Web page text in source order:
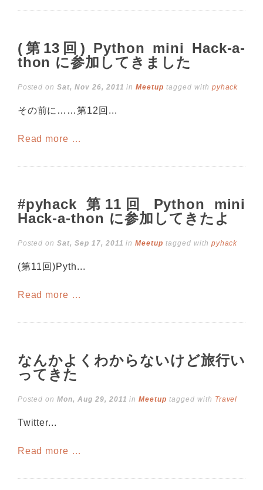
(第13回) Python mini Hack-a-
thon に参加してきました
Posted onSat, Nov 26, 2011 inMeetup tagged with pyhack
その前に……第12回...
Read more …
#pyhack 第11回 Python mini
Hack-a-thon に参加してきたよ
Posted onSat, Sep 17, 2011 inMeetup tagged with pyhack
(第11回)Pyth...
Read more …
なんかよくわからないけど旅行い
ってきた
Posted onMon, Aug 29, 2011 inMeetup tagged with Travel
Twitter...
Read more …